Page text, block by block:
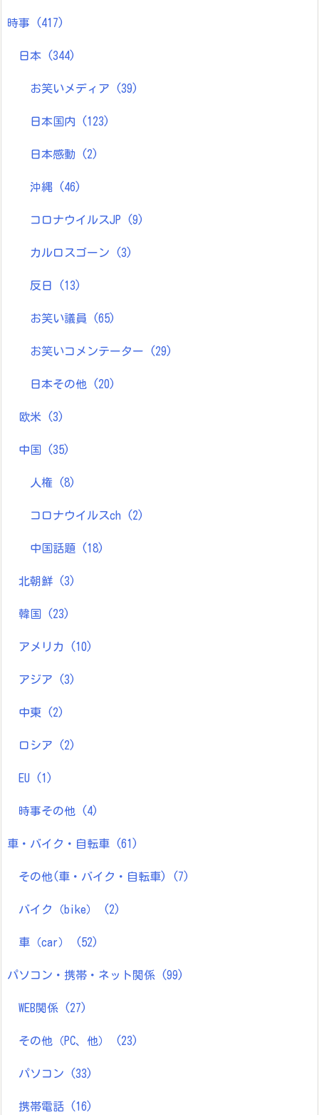
時事 (417)
日本 (344)
お笑いメディア (39)
日本国内 (123)
日本感動 (2)
沖縄 (46)
コロナウイルスJP (9)
カルロスゴーン (3)
反日 (13)
お笑い議員 (65)
お笑いコメンテーター (29)
日本その他 (20)
欧米 (3)
中国 (35)
人権 (8)
コロナウイルスch (2)
中国話題 (18)
北朝鮮 (3)
韓国 (23)
アメリカ (10)
アジア (3)
中東 (2)
ロシア (2)
EU (1)
時事その他 (4)
車・バイク・自転車 (61)
その他(車・バイク・自転車) (7)
バイク（bike） (2)
車（car） (52)
パソコン・携帯・ネット関係 (99)
WEB関係 (27)
その他（PC、他） (23)
パソコン (33)
携帯電話 (16)